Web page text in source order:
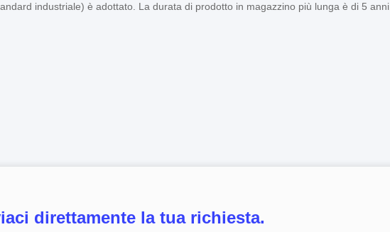
industriale) è adottato. La durata di prodotto in magazzino più lunga è di 5 anni.
direttamente la tua richiesta.